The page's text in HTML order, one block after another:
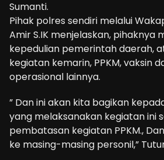
Sumanti.
Pihak polres sendiri melalui
Amir S.IK menjelaskan, pihaknya
kepedulian pemerintah daerah,
kegiatan kemarin, PPKM, vaksin
operasional lainnya.
” Dan ini akan kita bagikan
yang melaksanakan kegiatan ini
pembatasan kegiatan PPKM.,
ke masing-masing personil,”